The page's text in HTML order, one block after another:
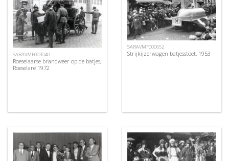
SARAVMF003040
Roeselaarse brandweer op de batjes,
Roeselare 1972
SARAVMF000652
Strijkijzerwagen batjesstoet, 1953